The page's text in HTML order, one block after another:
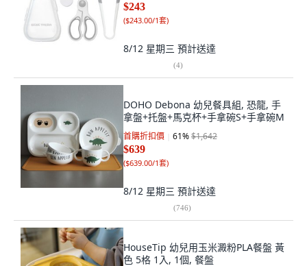
$243
($243.00/1套)
8/12 星期三 預計送達
(4)
DOHO Debona 幼兒餐具組, 恐龍, 手
拿盤+托盤+馬克杯+手拿碗S+手拿碗M
首購折扣價 61%$1,642
$639
($639.00/1套)
8/12 星期三 預計送達
(746)
HouseTip 幼兒用玉米澱粉PLA餐盤 黃
色 5格 1入, 1個, 餐盤